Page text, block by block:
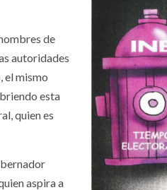
de
autoridades
el mismo
esta
quien es
aspira a